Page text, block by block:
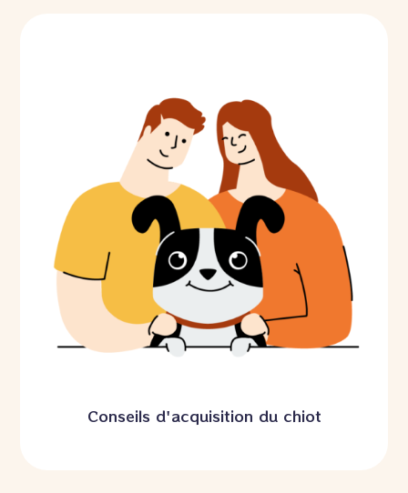
Conseils d'acquisition du chiot